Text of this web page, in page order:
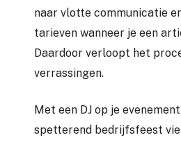
naar vlotte communicatie
tarieven wanneer je een
Daardoor verloopt het
verrassingen.
Met een DJ op je
spetterend bedrijfsfeest